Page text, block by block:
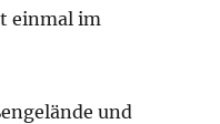
einmal im
und